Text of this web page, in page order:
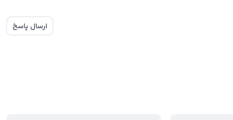
ارسال پاسخ